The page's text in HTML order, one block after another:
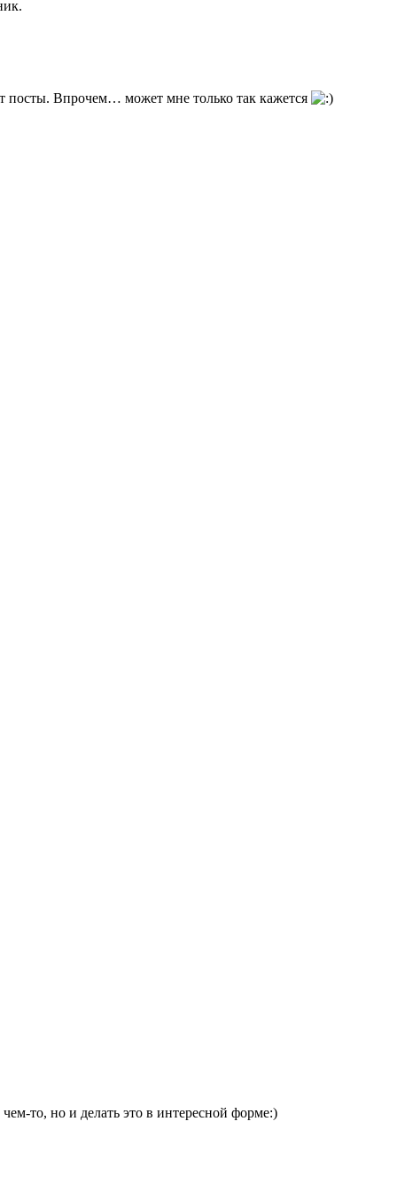
посты. Впрочем… может мне только так кажется
то, но и делать это в интересной форме:)